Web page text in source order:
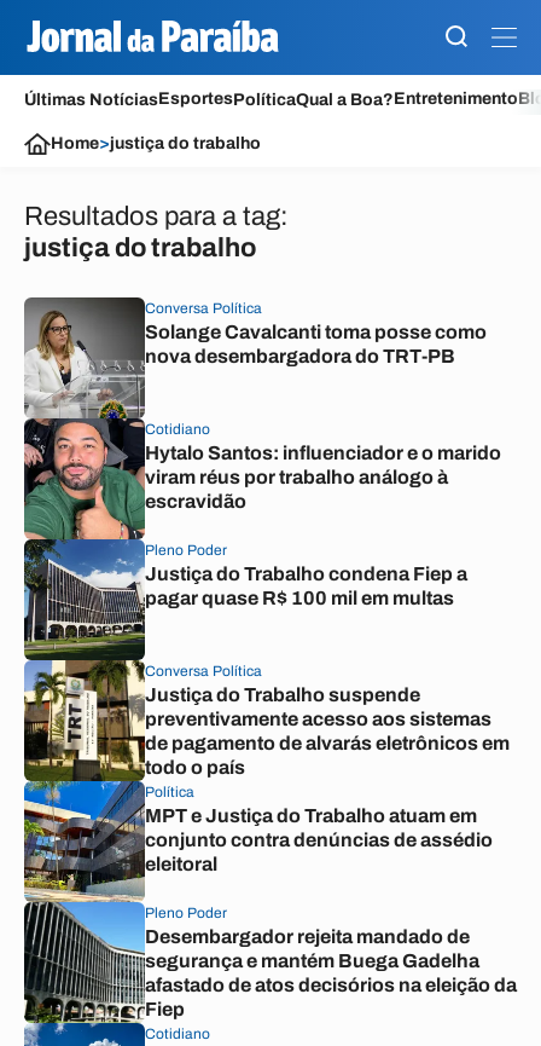
Últimas NotíciasEsportesPolíticaQual a Boa?Entretenimento
Home>justiça do trabalho
Resultados para a tag:
justiça do trabalho
Conversa Política
Solange Cavalcanti toma posse como
nova desembargadora do TRT-PB
Cotidiano
Hytalo Santos: influenciador e o marido
viram réus por trabalho análogo à
escravidão
Pleno Poder
Justiça do Trabalho condena Fiep a
pagar quase R$ 100 mil em multas
Conversa Política
Justiça do Trabalho suspende
preventivamente acesso aos sistemas
de pagamento de alvarás eletrônicos em
todo o país
Política
MPT e Justiça do Trabalho atuam em
conjunto contra denúncias de assédio
eleitoral
Pleno Poder
Desembargador rejeita mandado de
segurança e mantém Buega Gadelha
afastado de atos decisórios na eleição da
Fiep
Cotidiano